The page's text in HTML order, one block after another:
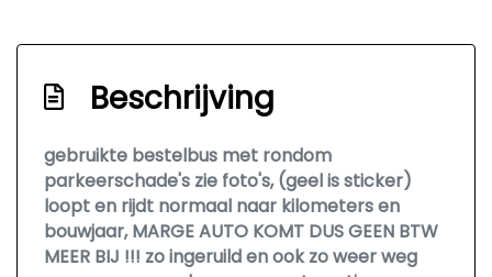
Beschrijving
gebruikte bestelbus met rondom
parkeerschade's zie foto's, (geel is sticker)
loopt en rijdt normaal naar kilometers en
bouwjaar, MARGE AUTO KOMT DUS GEEN BTW
MEER BIJ !!! zo ingeruild en ook zo weer weg